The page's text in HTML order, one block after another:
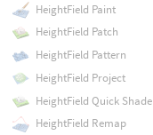
HeightField Paint
HeightField Patch
HeightField Pattern
HeightField Project
HeightField Quick Shade
HeightField Remap